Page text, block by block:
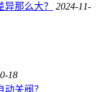
那么大？
2024-11-
18